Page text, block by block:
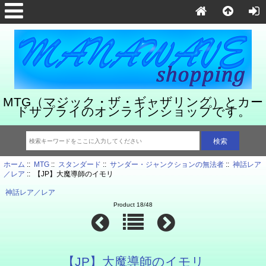
MTG（マジック・ザ・ギャザリング）とカー
ドサプライのオンラインショップです。
ホーム :: MTG:: スタンダード :: サンダー・ジャンクションの無法者:: 神話レア
／レア :: 【JP】大魔導師のイモリ
神話レア／レア
Product 18/48
【JP】大魔導師のイモリ